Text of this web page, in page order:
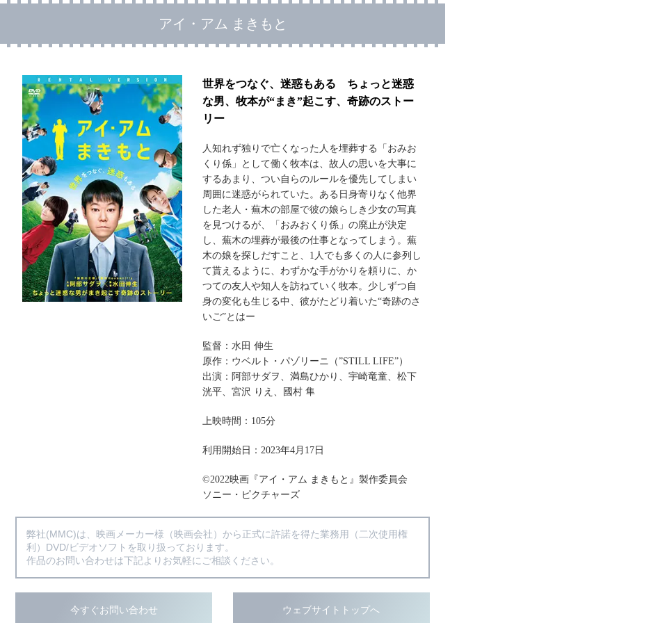
アイ・アム まきもと
世界をつなぐ、迷惑もある ちょっと迷惑
な男、牧本が“まき”起こす、奇跡のストー
リー
人知れず独りで亡くなった人を埋葬する「おみお
くり係」として働く牧本は、故人の思いを大事に
するあまり、つい自らのルールを優先してしまい
周囲に迷惑がられていた。ある日身寄りなく他界
した老人・蕪木の部屋で彼の娘らしき少女の写真
を見つけるが、「おみおくり係」の廃止が決定
し、蕪木の埋葬が最後の仕事となってしまう。蕪
木の娘を探しだすこと、1人でも多くの人に参列し
て貰えるように、わずかな手がかりを頼りに、か
つての友人や知人を訪ねていく牧本。少しずつ自
身の変化も生じる中、彼がたどり着いた“奇跡のさ
いご”とはー
監督：水田 伸生
原作：ウベルト・パゾリーニ（”STILL LIFE”）
出演：阿部サダヲ、満島ひかり、宇崎竜童、松下
洸平、宮沢 りえ、國村 隼
上映時間：105分
利用開始日：2023年4月17日
©2022映画『アイ・アム まきもと』製作委員会
ソニー・ピクチャーズ
弊社(MMC)は、映画メーカー様（映画会社）から正式に許諾を得た業務用（二次使用権
利）DVD/ビデオソフトを取り扱っております。
作品のお問い合わせは下記よりお気軽にご相談ください。
今すぐお問い合わせ ウェブサイトトップへ